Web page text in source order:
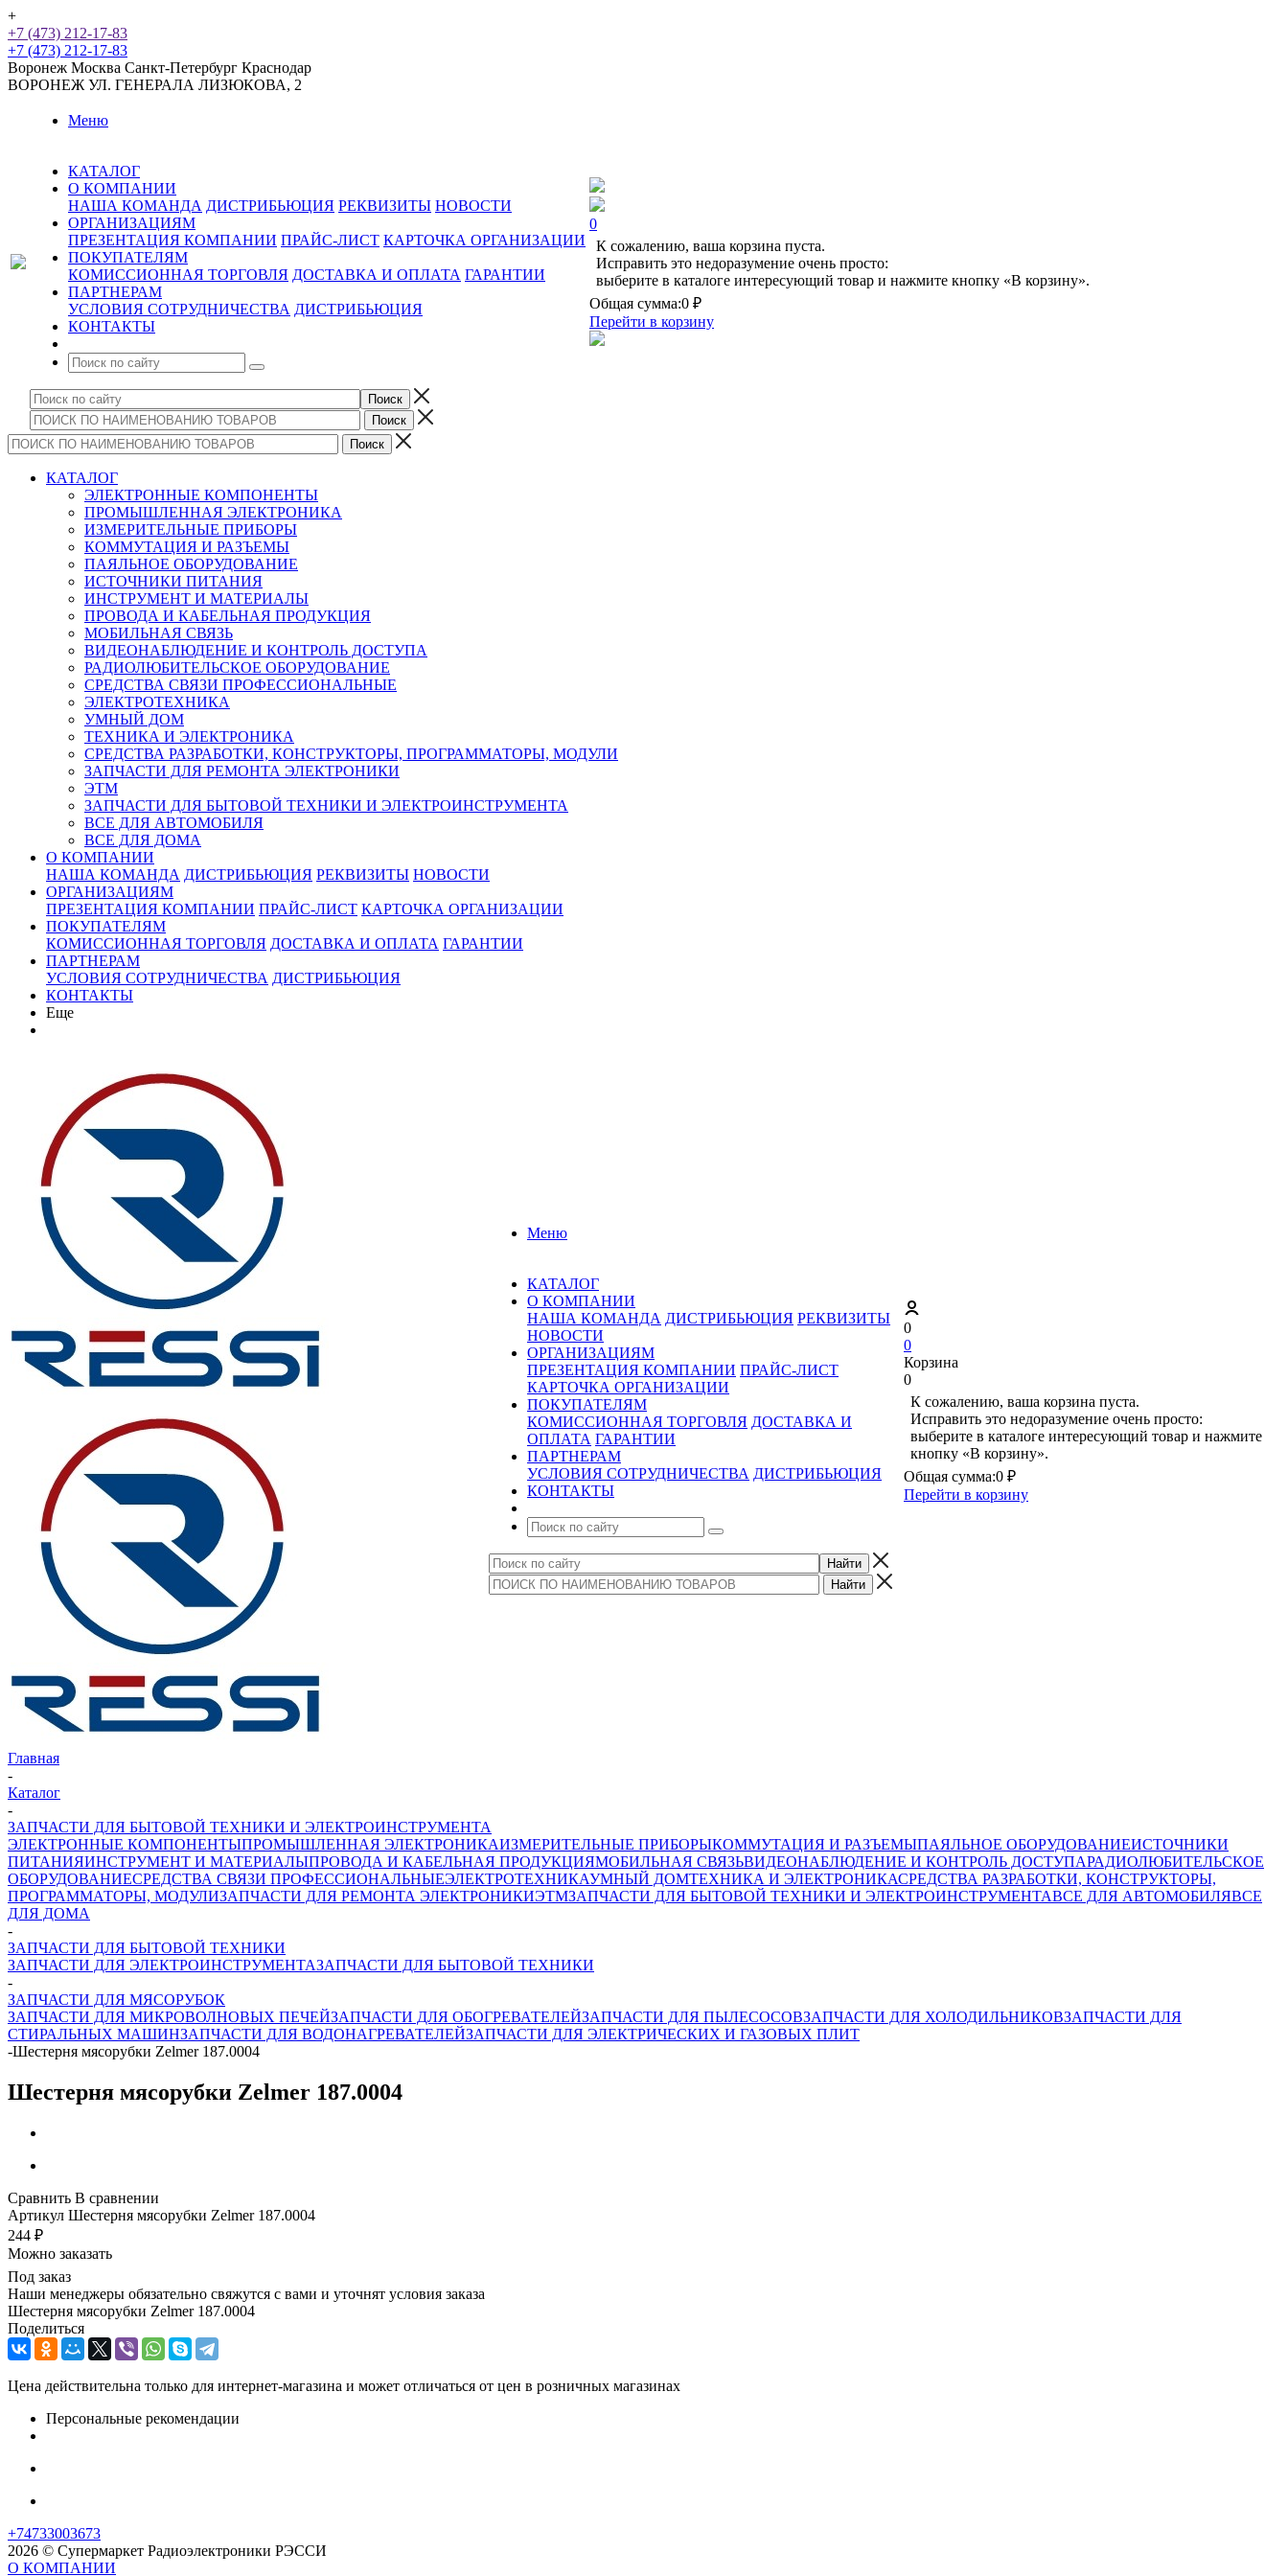
+
+7 (473) 212-17-83
+7 (473) 212-17-83
Воронеж Москва Санкт-Петербург Краснодар
ВОРОНЕЖ УЛ. ГЕНЕРАЛА ЛИЗЮКОВА, 2
Меню
КАТАЛОГ
О КОМПАНИИ
НАША КОМАНДА ДИСТРИБЬЮЦИЯ РЕКВИЗИТЫ НОВОСТИ
ОРГАНИЗАЦИЯМ
ПРЕЗЕНТАЦИЯ КОМПАНИИ ПРАЙС-ЛИСТ КАРТОЧКА ОРГАНИЗАЦИИ
ПОКУПАТЕЛЯМ
КОМИССИОННАЯ ТОРГОВЛЯ ДОСТАВКА И ОПЛАТА ГАРАНТИИ
ПАРТНЕРАМ
УСЛОВИЯ СОТРУДНИЧЕСТВА ДИСТРИБЬЮЦИЯ
КОНТАКТЫ
0
К сожалению, ваша корзина пуста.
Исправить это недоразумение очень просто:
выберите в каталоге интересующий товар и нажмите кнопку «В корзину».
Общая сумма:0 ₽
Перейти в корзину
КАТАЛОГ
ЭЛЕКТРОННЫЕ КОМПОНЕНТЫ
ПРОМЫШЛЕННАЯ ЭЛЕКТРОНИКА
ИЗМЕРИТЕЛЬНЫЕ ПРИБОРЫ
КОММУТАЦИЯ И РАЗЪЕМЫ
ПАЯЛЬНОЕ ОБОРУДОВАНИЕ
ИСТОЧНИКИ ПИТАНИЯ
ИНСТРУМЕНТ И МАТЕРИАЛЫ
ПРОВОДА И КАБЕЛЬНАЯ ПРОДУКЦИЯ
МОБИЛЬНАЯ СВЯЗЬ
ВИДЕОНАБЛЮДЕНИЕ И КОНТРОЛЬ ДОСТУПА
РАДИОЛЮБИТЕЛЬСКОЕ ОБОРУДОВАНИЕ
СРЕДСТВА СВЯЗИ ПРОФЕССИОНАЛЬНЫЕ
ЭЛЕКТРОТЕХНИКА
УМНЫЙ ДОМ
ТЕХНИКА И ЭЛЕКТРОНИКА
СРЕДСТВА РАЗРАБОТКИ, КОНСТРУКТОРЫ, ПРОГРАММАТОРЫ, МОДУЛИ
ЗАПЧАСТИ ДЛЯ РЕМОНТА ЭЛЕКТРОНИКИ
ЭТМ
ЗАПЧАСТИ ДЛЯ БЫТОВОЙ ТЕХНИКИ И ЭЛЕКТРОИНСТРУМЕНТА
ВСЕ ДЛЯ АВТОМОБИЛЯ
ВСЕ ДЛЯ ДОМА
О КОМПАНИИ
НАША КОМАНДА ДИСТРИБЬЮЦИЯ РЕКВИЗИТЫ НОВОСТИ
ОРГАНИЗАЦИЯМ
ПРЕЗЕНТАЦИЯ КОМПАНИИ ПРАЙС-ЛИСТ КАРТОЧКА ОРГАНИЗАЦИИ
ПОКУПАТЕЛЯМ
КОМИССИОННАЯ ТОРГОВЛЯ ДОСТАВКА И ОПЛАТА ГАРАНТИИ
ПАРТНЕРАМ
УСЛОВИЯ СОТРУДНИЧЕСТВА ДИСТРИБЬЮЦИЯ
КОНТАКТЫ
Еще
Меню
КАТАЛОГ
О КОМПАНИИ
НАША КОМАНДА ДИСТРИБЬЮЦИЯ РЕКВИЗИТЫ
НОВОСТИ
ОРГАНИЗАЦИЯМ
ПРЕЗЕНТАЦИЯ КОМПАНИИ ПРАЙС-ЛИСТ
КАРТОЧКА ОРГАНИЗАЦИИ
ПОКУПАТЕЛЯМ
КОМИССИОННАЯ ТОРГОВЛЯ ДОСТАВКА И
ОПЛАТА ГАРАНТИИ
ПАРТНЕРАМ
УСЛОВИЯ СОТРУДНИЧЕСТВА ДИСТРИБЬЮЦИЯ
КОНТАКТЫ
0
0
Корзина
0
К сожалению, ваша корзина пуста.
Исправить это недоразумение очень просто:
выберите в каталоге интересующий товар и нажмите
кнопку «В корзину».
Общая сумма:0 ₽
Перейти в корзину
Главная
-
Каталог
-
ЗАПЧАСТИ ДЛЯ БЫТОВОЙ ТЕХНИКИ И ЭЛЕКТРОИНСТРУМЕНТА
ЭЛЕКТРОННЫЕ КОМПОНЕНТЫПРОМЫШЛЕННАЯ ЭЛЕКТРОНИКАИЗМЕРИТЕЛЬНЫЕ ПРИБОРЫКОММУТАЦИЯ И РАЗЪЕМЫПАЯЛЬНОЕ ОБОРУДОВАНИЕИСТОЧНИКИ
ПИТАНИЯИНСТРУМЕНТ И МАТЕРИАЛЫПРОВОДА И КАБЕЛЬНАЯ ПРОДУКЦИЯМОБИЛЬНАЯ СВЯЗЬВИДЕОНАБЛЮДЕНИЕ И КОНТРОЛЬ ДОСТУПАРАДИОЛЮБИТЕЛЬСКОЕ
ОБОРУДОВАНИЕСРЕДСТВА СВЯЗИ ПРОФЕССИОНАЛЬНЫЕЭЛЕКТРОТЕХНИКАУМНЫЙ ДОМТЕХНИКА И ЭЛЕКТРОНИКАСРЕДСТВА РАЗРАБОТКИ, КОНСТРУКТОРЫ,
ПРОГРАММАТОРЫ, МОДУЛИЗАПЧАСТИ ДЛЯ РЕМОНТА ЭЛЕКТРОНИКИЭТМЗАПЧАСТИ ДЛЯ БЫТОВОЙ ТЕХНИКИ И ЭЛЕКТРОИНСТРУМЕНТАВСЕ ДЛЯ АВТОМОБИЛЯВСЕ
ДЛЯ ДОМА
-
ЗАПЧАСТИ ДЛЯ БЫТОВОЙ ТЕХНИКИ
ЗАПЧАСТИ ДЛЯ ЭЛЕКТРОИНСТРУМЕНТАЗАПЧАСТИ ДЛЯ БЫТОВОЙ ТЕХНИКИ
-
ЗАПЧАСТИ ДЛЯ МЯСОРУБОК
ЗАПЧАСТИ ДЛЯ МИКРОВОЛНОВЫХ ПЕЧЕЙЗАПЧАСТИ ДЛЯ ОБОГРЕВАТЕЛЕЙЗАПЧАСТИ ДЛЯ ПЫЛЕСОСОВЗАПЧАСТИ ДЛЯ ХОЛОДИЛЬНИКОВЗАПЧАСТИ ДЛЯ
СТИРАЛЬНЫХ МАШИНЗАПЧАСТИ ДЛЯ ВОДОНАГРЕВАТЕЛЕЙЗАПЧАСТИ ДЛЯ ЭЛЕКТРИЧЕСКИХ И ГАЗОВЫХ ПЛИТ
-Шестерня мясорубки Zelmer 187.0004
Шестерня мясорубки Zelmer 187.0004
Сравнить В сравнении
Артикул Шестерня мясорубки Zelmer 187.0004
244 ₽
Можно заказать
Под заказ
Наши менеджеры обязательно свяжутся с вами и уточнят условия заказа
Шестерня мясорубки Zelmer 187.0004
Поделиться
Цена действительна только для интернет-магазина и может отличаться от цен в розничных магазинах
Персональные рекомендации
+74733003673
2026 © Супермаркет Радиоэлектроники РЭССИ
О КОМПАНИИ